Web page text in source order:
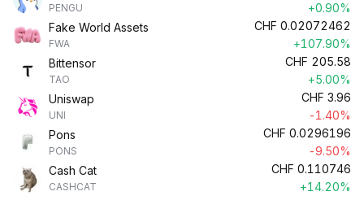
PENGU
+0.90%
Fake World Assets
FWA
CHF 0.02072462
+107.90%
Bittensor
TAO
CHF 205.58
+5.00%
Uniswap
UNI
CHF 3.96
-1.40%
Pons
PONS
CHF 0.0296196
-9.50%
Cash Cat
CASHCAT
CHF 0.110746
+14.20%